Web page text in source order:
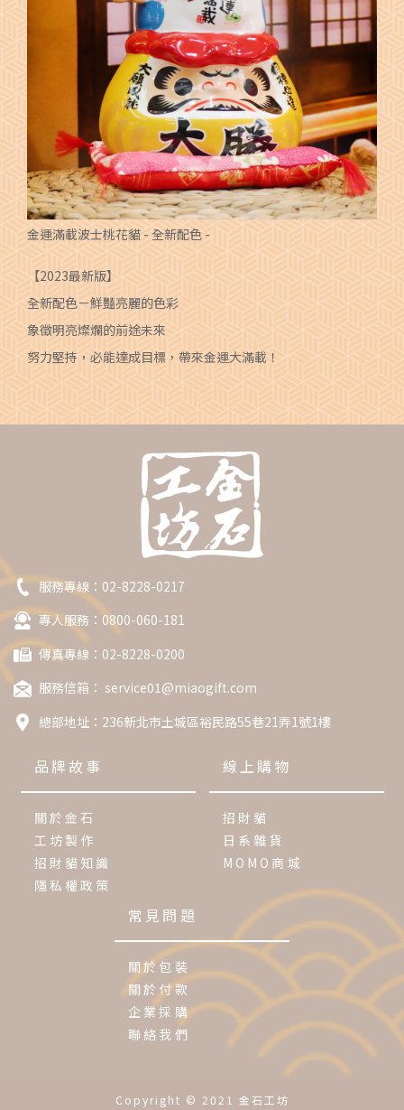
金運滿載波士桃花貓 - 全新配色 -
【2023最新版】
全新配色－鮮豔亮麗的色彩
象徵明亮燦爛的前途未來
努力堅持，必能達成目標，帶來金運大滿載！
服務專線： 02-8228-0217
專人服務：0800-060-181
傳真專線：02-8228-0200
服務信箱： service01@miaogift.com
總部地址： 236新北市土城區裕民路55巷21弄1號1樓
品牌故事
關於金石
工坊製作
招財貓知識
隱私權政策
線上購物
招財貓
日系雜貨
MOMO商城
常見問題
關於包裝
關於付款
企業採購
聯絡我們
Copyright © 2021 金石工坊